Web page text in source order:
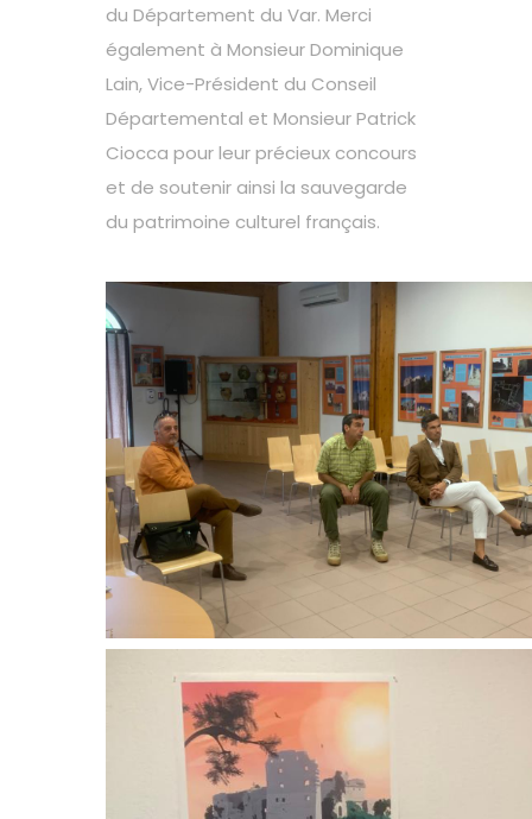
du Département du Var. Merci
également à Monsieur Dominique
Lain, Vice-Président du Conseil
Départemental et Monsieur Patrick
Ciocca pour leur précieux concours
et de soutenir ainsi la sauvegarde
du patrimoine culturel français.